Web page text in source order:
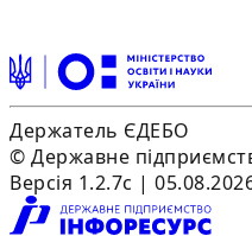
Держатель ЄДЕБО
© Державне
Версія 1.2.7c |